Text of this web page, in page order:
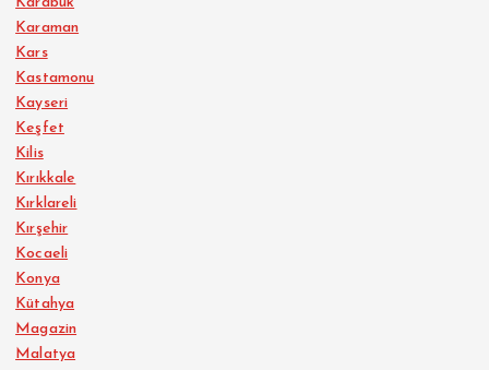
Karaman
Kars
Kastamonu
Kayseri
Keşfet
Kilis
Kırıkkale
Kırklareli
Kırşehir
Kocaeli
Konya
Kütahya
Magazin
Malatya